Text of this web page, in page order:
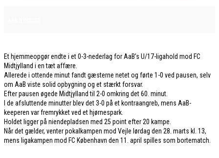
Et hjemmeopgør endte i et 0-3-nederlag for AaB’s U/17-ligahold mod FC
Midtjylland i en tæt affære.
Allerede i ottende minut fandt gæsterne netet og førte 1-0 ved pausen, selv
om AaB viste solid opbygning og et stærkt forsvar.
Efter pausen øgede Midtjylland til 2-0 omkring det 60. minut.
I de afsluttende minutter blev det 3-0 på et kontraangreb, mens AaB-
keeperen var fremrykket ved et hjørnespark.
Holdet ligger på niendepladsen med 25 point efter 20 kampe.
Når det gælder, venter pokalkampen mod Vejle lørdag den 28. marts kl. 13,
mens ligakampen mod FC København den 11. april spilles som bortematch.